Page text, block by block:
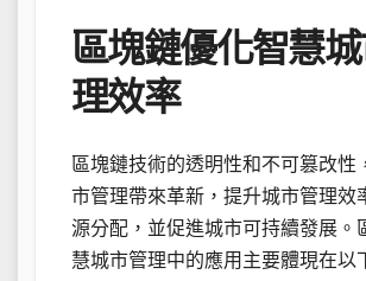
區塊鏈優化智慧
理效率
區塊鏈技術的透明性和不可篡改性
市管理帶來革新，提升城市管理效
源分配，並促進城市可持續發展。
慧城市管理中的應用主要體現在以